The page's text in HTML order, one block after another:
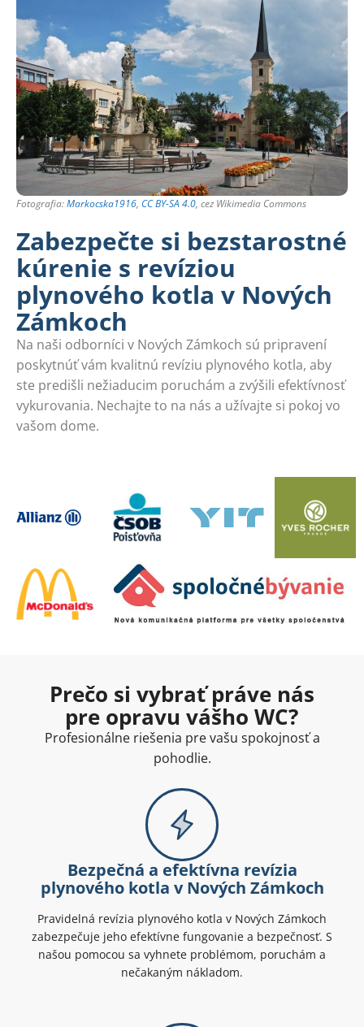
Fotografia:Markocska1916, CC BY-SA 4.0, cez Wikimedia Commons
Zabezpečte si bezstarostné
kúrenie s revíziou
plynového kotla v Nových
Zámkoch
Na naši odborníci v Nových Zámkoch sú pripravení
poskytnúť vám kvalitnú revíziu plynového kotla, aby
ste predišli nežiaducim poruchám a zvýšili efektívnosť
vykurovania. Nechajte to na nás a užívajte si pokoj vo
vašom dome.
Prečo si vybrať práve nás
pre opravu vášho WC?
Profesionálne riešenia pre vašu spokojnosť a
pohodlie.
Bezpečná a efektívna revízia
plynového kotla v Nových Zámkoch
Pravidelná revízia plynového kotla v Nových Zámkoch
zabezpečuje jeho efektívne fungovanie a bezpečnosť. S
našou pomocou sa vyhnete problémom, poruchám a
nečakaným nákladom.